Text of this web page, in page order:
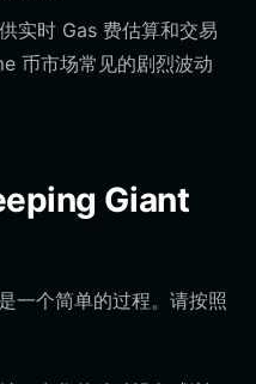
实时 Gas 费估算和交易
币市场常见的剧烈波动
Giant
一个简单的过程。请按照